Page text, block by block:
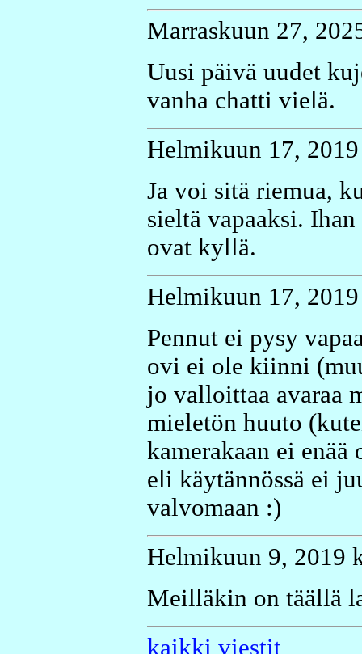
Marraskuun 27,
Uusi päivä uudet
vanha chatti vielä.
Helmikuun 17,
Ja voi sitä riemua,
sieltä vapaaksi.
ovat kyllä.
Helmikuun 17,
Pennut ei pysy
ovi ei ole kiinni
jo valloittaa avaraa
mieletön huuto
kamerakaan ei
eli käytännössä ei
valvomaan :)
Helmikuun 9, 2019
Meilläkin on täällä
kaikki viestit